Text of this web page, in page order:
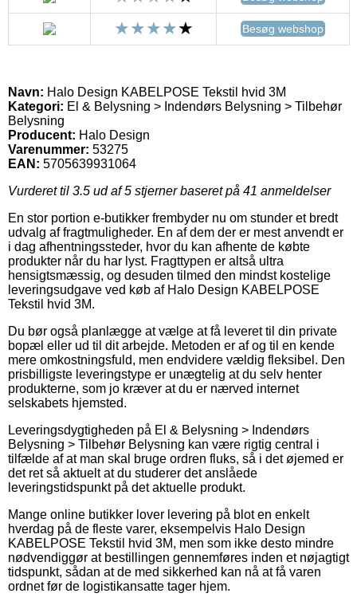
Besøg webshop
Navn: Halo Design KABELPOSE Tekstil hvid 3M
Kategori: El & Belysning > Indendørs Belysning > Tilbehør
Belysning
Producent: Halo Design
Varenummer: 53275
EAN: 5705639931064
Vurderet til 3.5 ud af 5 stjerner baseret på 41 anmeldelser
En stor portion e-butikker frembyder nu om stunder et bredt
udvalg af fragtmuligheder. En af dem der er mest anvendt er
i dag afhentningssteder, hvor du kan afhente de købte
produkter når du har lyst. Fragttypen er altså ultra
hensigtsmæssig, og desuden tilmed den mindst kostelige
leveringsudgave ved køb af Halo Design KABELPOSE
Tekstil hvid 3M.
Du bør også planlægge at vælge at få leveret til din private
bopæl eller ud til dit arbejde. Metoden er af og til en kende
mere omkostningsfuld, men endvidere vældig fleksibel. Den
prisbilligste leveringstype er unægtelig at du selv henter
produkterne, som jo kræver at du er nærved internet
selskabets hjemsted.
Leveringsdygtigheden på El & Belysning > Indendørs
Belysning > Tilbehør Belysning kan være rigtig central i
tilfælde af at man skal bruge ordren fluks, så i det øjemed er
det ret så aktuelt at du studerer det anslåede
leveringstidspunkt på det aktuelle produkt.
Mange online butikker lover levering på blot en enkelt
hverdag på de fleste varer, eksempelvis Halo Design
KABELPOSE Tekstil hvid 3M, men som ikke desto mindre
nødvendiggør at bestillingen gennemføres inden et nøjagtigt
tidspunkt, sådan at de med sikkerhed kan nå at få varen
ordnet før de logistikansatte tager hjem.